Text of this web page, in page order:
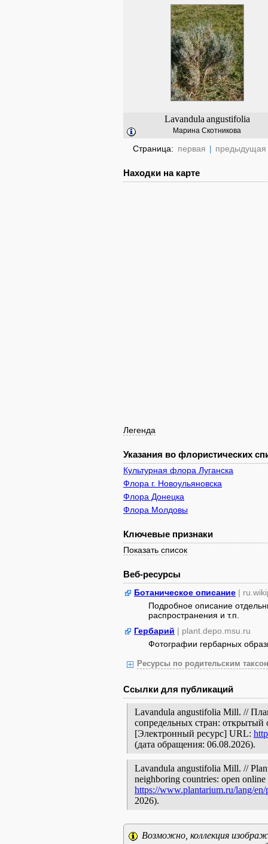
Lavandula angustifolia
Марина Скотникова
Страница: первая | предыдущая
Находки на карте
Легенда
Указания во флористических
Культурная флора Луганска
Флора г. Новоульяновска
Флора Донецка
Флора Молдовы
Ключевые признаки
Показать список
Веб-ресурсы
Ботаническое описание |
Подробное описание
распространения и т.п.
Гербарий | plant.depo.msu.ru
Фотографии гербарных
Ресурсы по родительским
Ссылки для публикаций
Lavandula angustifolia Mill. //
сопредельных стран: открытый
[Электронный ресурс] URL:
(дата обращения: 06.08.2026).
Lavandula angustifolia Mill. //
neighboring countries: open
https://www.plantarium.ru/lang/
2026).
Возможно, коллекция